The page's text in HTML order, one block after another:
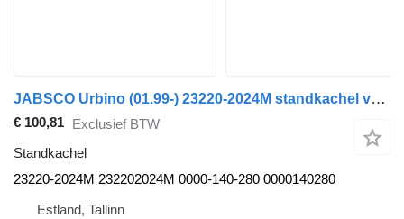
JABSCO Urbino (01.99-) 23220-2024M standkachel voor Solaris Urbino, Alpino, Vacanza (1999-) bus
€ 100,81 Exclusief BTW
Standkachel
23220-2024M 232202024M 0000-140-280 0000140280
Estland, Tallinn